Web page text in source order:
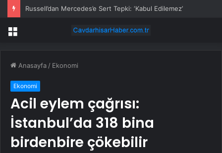
Russell’dan Mercedes’e Sert Tepki: ‘Kabul Edilemez’
Menü
Anasayfa / Ekonomi
Ekonomi
Acil eylem çağrısı:
İstanbul’da 318 bina
birdenbire çökebilir